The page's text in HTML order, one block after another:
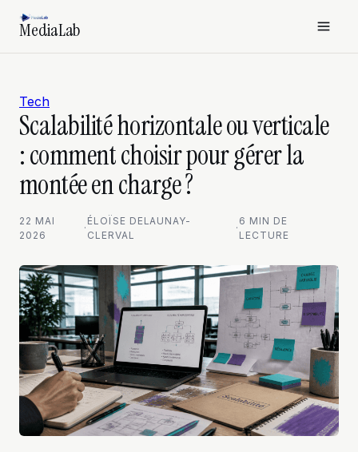
MediaLab
Tech
Scalabilité horizontale ou verticale
: comment choisir pour gérer la
montée en charge ?
22 MAI
2026
·
ÉLOÏSE DELAUNAY-
CLERVAL
·
6 MIN DE
LECTURE